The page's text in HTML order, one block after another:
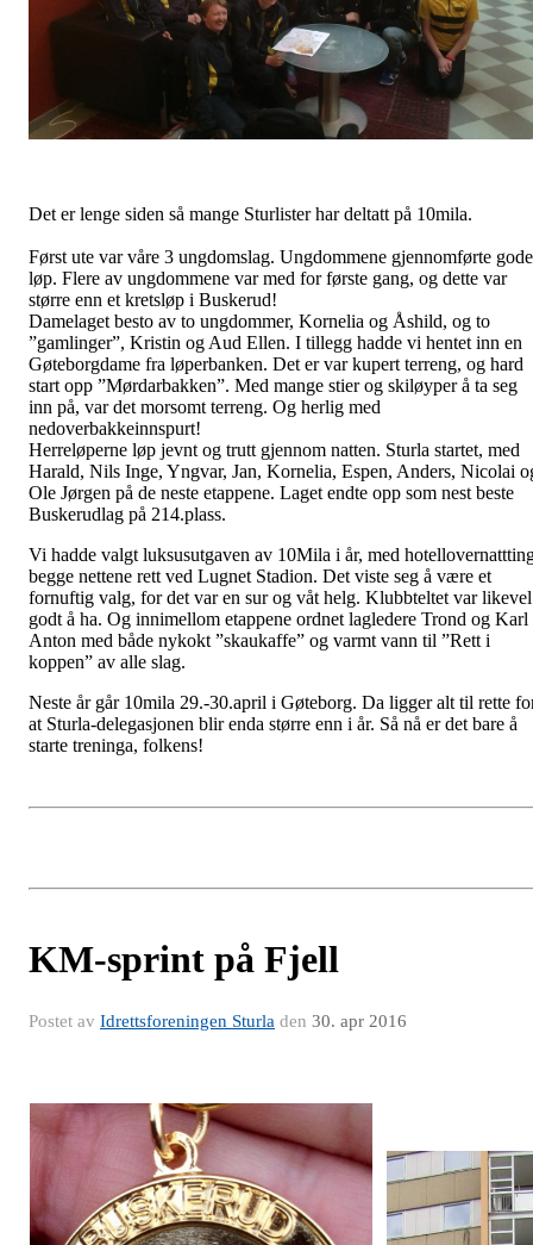
Det er lenge siden så mange Sturlister har deltatt på 10mila.
Først ute var våre 3 ungdomslag. Ungdommene gjennomførte gode
løp. Flere av ungdommene var med for første gang, og dette var
større enn et kretsløp i Buskerud!
Damelaget besto av to ungdommer, Kornelia og Åshild, og to
”gamlinger”, Kristin og Aud Ellen. I tillegg hadde vi hentet inn en
Gøteborgdame fra løperbanken. Det er var kupert terreng, og hard
start opp ”Mørdarbakken”. Med mange stier og skiløyper å ta seg
inn på, var det morsomt terreng. Og herlig med
nedoverbakkeinnspurt!
Herreløperne løp jevnt og trutt gjennom natten. Sturla startet, med
Harald, Nils Inge, Yngvar, Jan, Kornelia, Espen, Anders, Nicolai
Ole Jørgen på de neste etappene. Laget endte opp som nest beste
Buskerudlag på 214.plass.
Vi hadde valgt luksusutgaven av 10Mila i år, med
begge nettene rett ved Lugnet Stadion. Det viste seg å være et
fornuftig valg, for det var en sur og våt helg. Klubbteltet var likevel
godt å ha. Og innimellom etappene ordnet lagledere Trond og Karl
Anton med både nykokt ”skaukaffe” og varmt vann til ”Rett i
koppen” av alle slag.
Neste år går 10mila 29.-30.april i Gøteborg. Da ligger alt til rette
at Sturla-delegasjonen blir enda større enn i år. Så nå er det bare å
starte treninga, folkens!
KM-sprint på Fjell
Postet av Idrettsforeningen Sturla den 30. apr 2016